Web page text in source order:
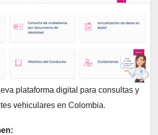
plataforma digital para consultas y
vehiculares en Colombia.